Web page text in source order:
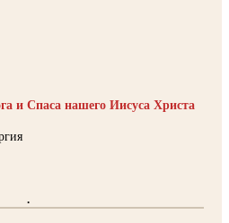
и Спаса нашего Иисуса Христа
.